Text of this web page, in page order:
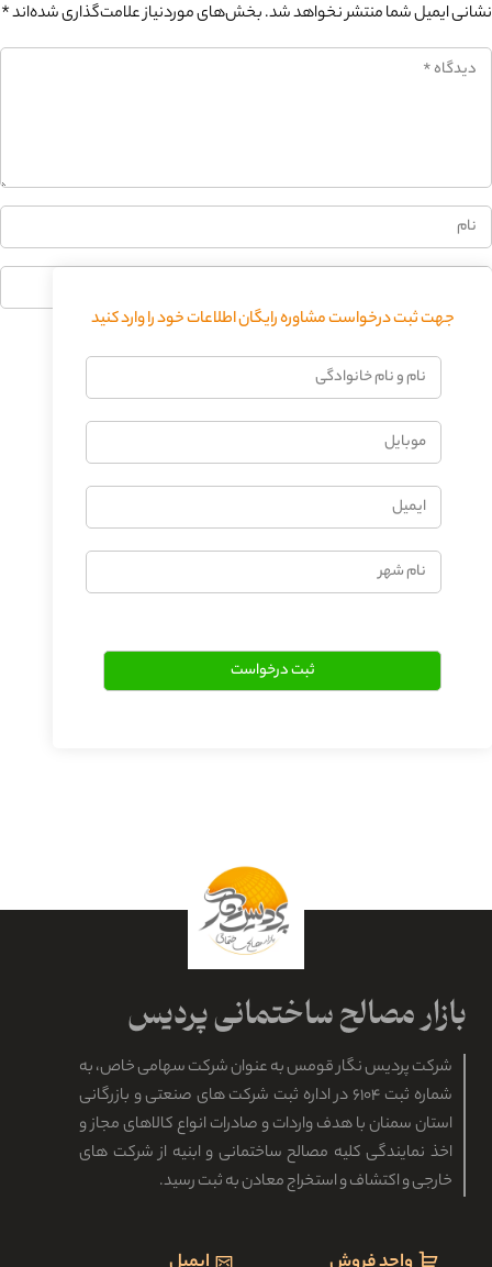
نشانی ایمیل شما منتشر نخواهد شد.بخش‌های موردنیاز علامت‌گذاری شده‌اند*
جهت ثبت درخواست مشاوره رایگان اطلاعات خود را وارد کنید
نام
و
خانوادگی
موبایل
ایمیل
نام
شهر
شرکت پردیس نگار قومس به عنوان شرکت سهامی خاص، به
شماره ثبت ۶۱۰۴ در اداره ثبت شرکت های صنعتی و بازرگانی
استان سمنان با هدف واردات و صادرات انواع کالاهای مجاز و
اخذ نمایندگی کلیه مصالح ساختمانی و ابنیه از شرکت های
خارجی و اکتشاف و استخراج معادن به ثبت رسید.